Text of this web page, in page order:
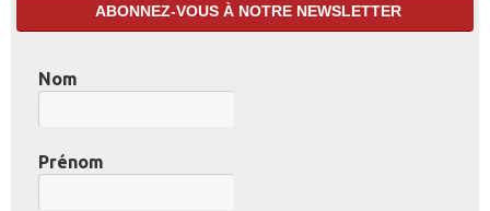
ABONNEZ-VOUS À NOTRE NEWSLETTER
Nom
Prénom